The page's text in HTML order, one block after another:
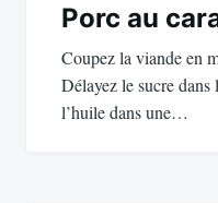
Porc au
Coupez la viande en
Délayez le sucre
l’huile dans une…